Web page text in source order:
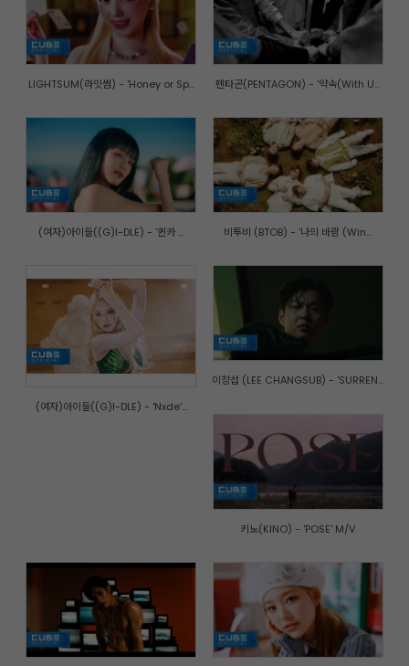
LIGHTSUM(라잇썸) - 'Honey or Sp... 펜타곤(PENTAGON) - '약속(With U...
(여자)아이들((G)I-DLE) - '퀸카 ... 비투비 (BTOB) - '나의 바람 (Win...
(여자)아이들((G)I-DLE) - 'Nxde'...
이창섭 (LEE CHANGSUB) - 'SURREN...
키노(KINO) - 'POSE' M/V